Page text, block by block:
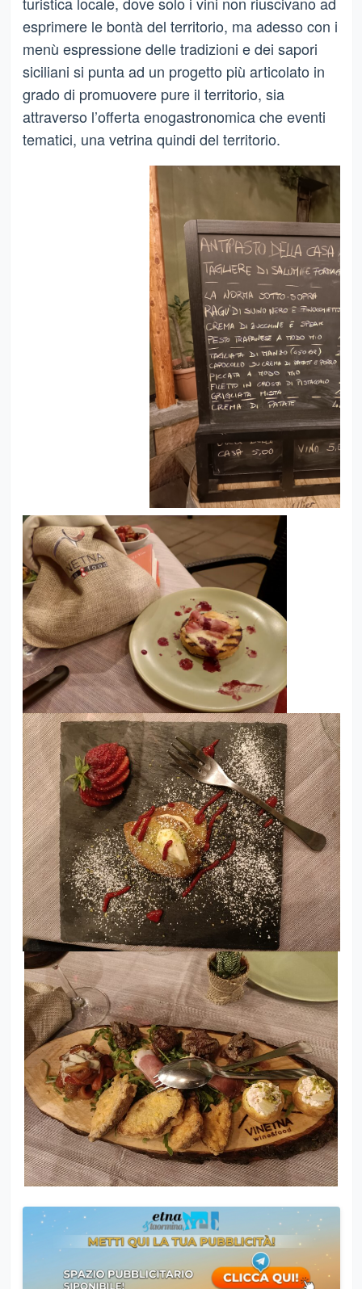
esprimere le bontà del territorio, ma adesso con i
menù espressione delle tradizioni e dei sapori
siciliani si punta ad un progetto più articolato in
grado di promuovere pure il territorio, sia
attraverso l’offerta enogastronomica che eventi
tematici, una vetrina quindi del territorio.